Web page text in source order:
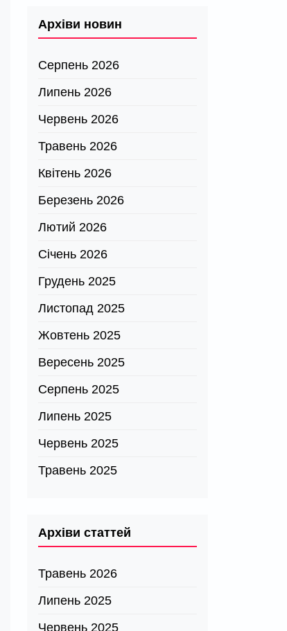
Архіви новин
Серпень 2026
Липень 2026
Червень 2026
Травень 2026
Квітень 2026
Березень 2026
Лютий 2026
Січень 2026
Грудень 2025
Листопад 2025
Жовтень 2025
Вересень 2025
Серпень 2025
Липень 2025
Червень 2025
Травень 2025
Архіви статтей
Травень 2026
Липень 2025
Червень 2025